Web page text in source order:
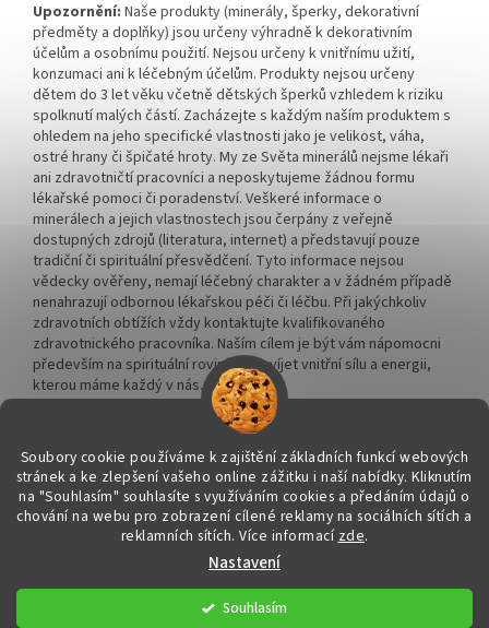
Soubory cookie používáme k zajištění základních funkcí webových
stránek a ke zlepšení vašeho online zážitku i naší nabídky. Kliknutím
na "Souhlasím" souhlasíte s využíváním cookies a předáním údajů o
chování na webu pro zobrazení cílené reklamy na sociálních sítích a
reklamních sítích. Více informací zde.
Nastavení
Souhlasím
Upozornění: Naše produkty (minerály, šperky, dekorativní
předměty a doplňky) jsou určeny výhradně k dekorativním
účelům a osobnímu použití. Nejsou určeny k vnitřnímu užití,
konzumaci ani k léčebným účelům. Produkty nejsou určeny
dětem do 3 let věku včetně dětských šperků vzhledem k riziku
spolknutí malých částí. Zacházejte s každým naším produktem s
ohledem na jeho specifické vlastnosti jako je velikost, váha,
ostré hrany či špičaté hroty. My ze Světa minerálů nejsme lékaři
ani zdravotničtí pracovníci a neposkytujeme žádnou formu
lékařské pomoci či poradenství. Veškeré informace o
minerálech a jejich vlastnostech jsou čerpány z veřejně
dostupných zdrojů (literatura, internet) a představují pouze
tradiční či spirituální přesvědčení. Tyto informace nejsou
vědecky ověřeny, nemají léčebný charakter a v žádném případě
nenahrazují odbornou lékařskou péči či léčbu. Při jakýchkoliv
zdravotních obtížích vždy kontaktujte kvalifikovaného
zdravotnického pracovníka. Naším cílem je být vám nápomocni
především na spirituální rovině a rozvíjet vnitřní sílu a energii,
kterou máme každý v nás.
Vytvořil Shoptet
nastavení cookies